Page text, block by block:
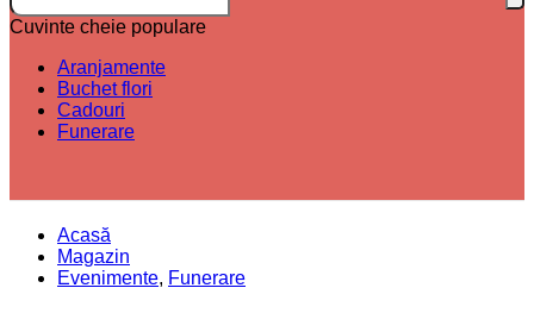
Cuvinte cheie populare
Aranjamente
Buchet flori
Cadouri
Funerare
Acasă
Magazin
Evenimente, Funerare